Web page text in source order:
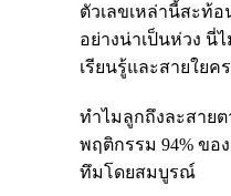
ตัวเลขเหล่านี้สะท้
อย่างน่าเป็นห่วง นี่
เรียนรู้และสายใยค
ทำไมลูกถึงละสาย
พฤติกรรม 94% ขอ
ทึมโดยสมบูรณ์